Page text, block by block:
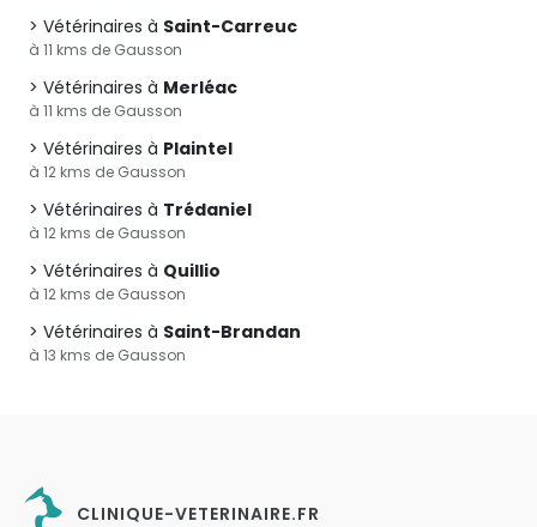
Vétérinaires à Saint-Carreuc
à 11 kms de Gausson
Vétérinaires à Merléac
à 11 kms de Gausson
Vétérinaires à Plaintel
à 12 kms de Gausson
Vétérinaires à Trédaniel
à 12 kms de Gausson
Vétérinaires à Quillio
à 12 kms de Gausson
Vétérinaires à Saint-Brandan
à 13 kms de Gausson
CLINIQUE-VETERINAIRE.FR